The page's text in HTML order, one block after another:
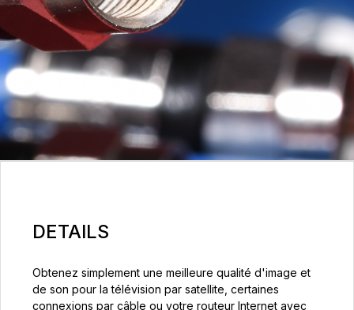
DETAILS
Obtenez simplement une meilleure qualité d'image et
de son pour la télévision par satellite, certaines
connexions par câble ou votre routeur Internet avec